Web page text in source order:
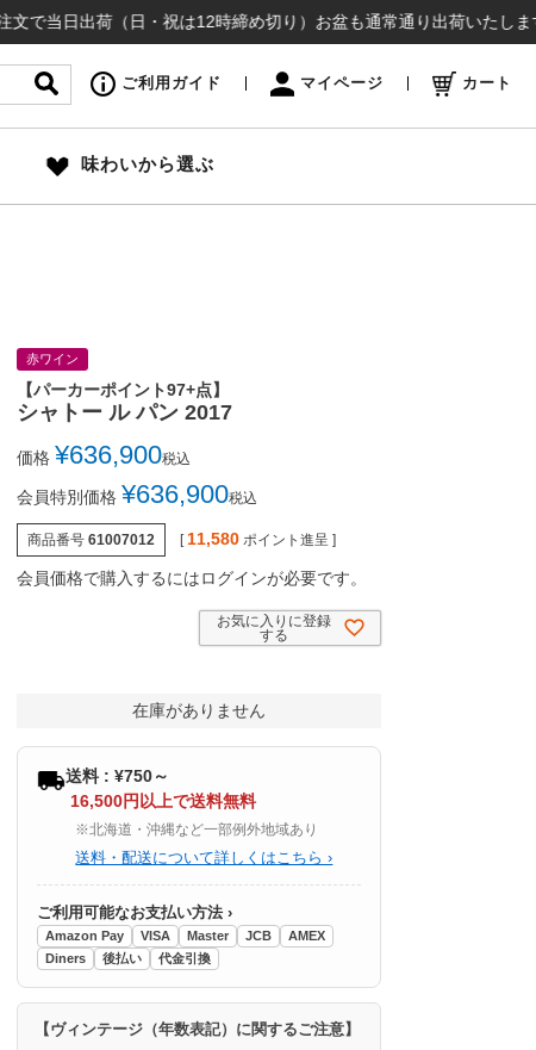
日出荷（日・祝は12時締め切り）お盆も通常通り出荷いたします
ご利用ガイド マイページ カート
味わいから選ぶ
赤ワイン
【パーカーポイント97+点】
シャトー ル パン 2017
価格 ¥636,900税込
会員特別価格 ¥636,900税込
商品番号 61007012 [ 11,580 ポイント進呈 ]
会員価格で購入するにはログインが必要です。
お気に入りに登録
する
在庫がありません
送料 : ¥750～
16,500円以上で送料無料
※北海道・沖縄など一部例外地域あり
送料・配送について詳しくはこちら ›
ご利用可能なお支払い方法 ›
Amazon Pay VISA Master JCB
AMEX
Diners
後払い 代金引換
【ヴィンテージ（年数表記）に関するご注意】